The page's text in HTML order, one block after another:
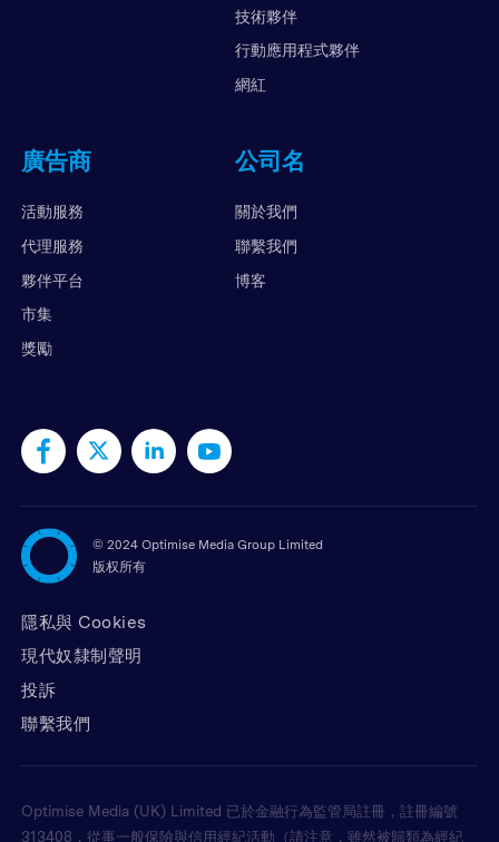
技術夥伴
行動應用程式夥伴
網紅
廣告商
活動服務
代理服務
夥伴平台
市集
獎勵
公司名
關於我們
聯繫我們
博客
© 2024 Optimise Media Group Limited
版权所有
隱私與 Cookies
現代奴隸制聲明
投訴
聯繫我們
Optimise Media (UK) Limited 已於金融行為監管局註冊，註冊編號
313408，從事一般保險與信用經紀活動（請注意，雖然被歸類為經紀